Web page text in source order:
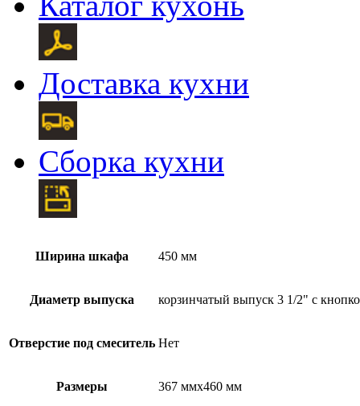
Доставка кухни
Сборка кухни
Ширина шкафа 450 мм
Диаметр выпуска корзинчатый выпуск 3 1/2" c
Отверстие под смеситель Нет
Размеры 367 ммx460 мм